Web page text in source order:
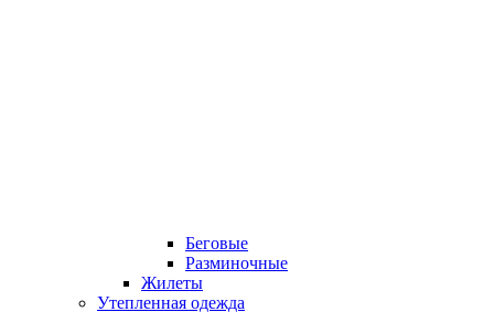
Беговые
Разминочные
Жилеты
Утепленная одежда